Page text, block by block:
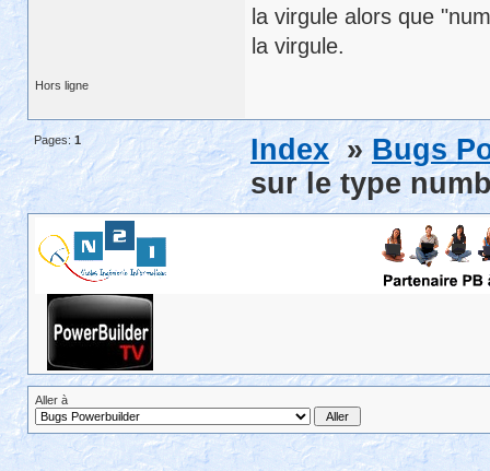
la virgule alors que
la virgule.
Hors ligne
Pages: 1 Index »Bugs
sur le type
Aller à